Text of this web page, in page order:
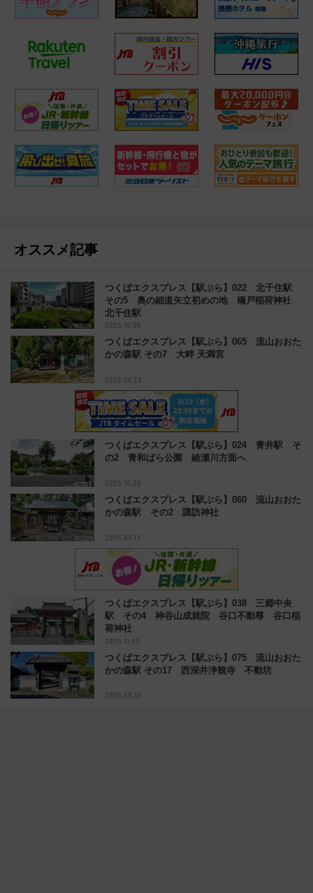
オススメ記事
つくばエクスプレス【駅ぶら】022 北千住駅
その5 奥の細道矢立初めの地 橋戸稲荷神社
北千住駅
2025.10.05
つくばエクスプレス【駅ぶら】065 流山おおた
かの森駅 その7 大畔 天満宮
2026.04.29
つくばエクスプレス【駅ぶら】024 青井駅 そ
の2 青和ばら公園 綾瀬川方面へ
2025.10.09
つくばエクスプレス【駅ぶら】060 流山おおた
かの森駅 その2 諏訪神社
2026.04.17
つくばエクスプレス【駅ぶら】038 三郷中央
駅 その4 神谷山成就院 谷口不動尊 谷口稲
荷神社
2025.11.25
つくばエクスプレス【駅ぶら】075 流山おおた
かの森駅 その17 西深井浄観寺 不動坊
2026.06.19